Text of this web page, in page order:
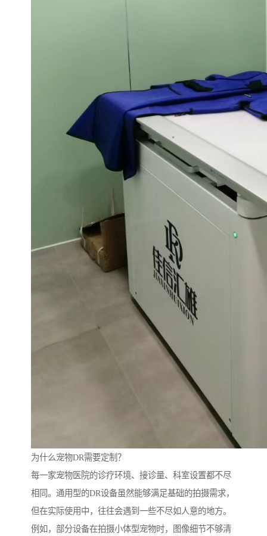
为什么宠物DR需要定制？
每一家宠物医院的诊疗环境、接诊量、科室设置都不尽
相同。通用型的DR设备虽然能够满足基础的拍摄需求，
但在实际使用中，往往会遇到一些不尽如人意的地方。
例如，部分设备在拍摄小体型宠物时，图像细节不够清